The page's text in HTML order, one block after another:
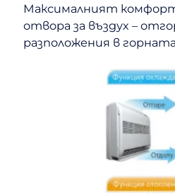
Максималният
отвора за въздух –
разположения в